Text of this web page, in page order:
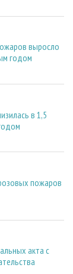
выросло
годом
в 1,5
пожаров
акта с